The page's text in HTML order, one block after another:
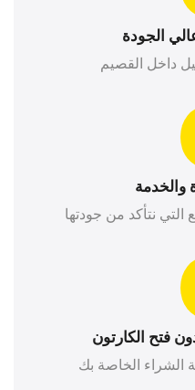
الجودة
داخل القصيم
والخدمة
نتأكد من جودتها